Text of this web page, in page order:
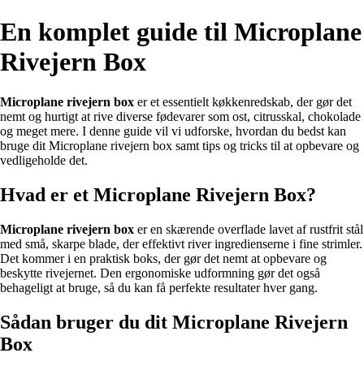
En komplet guide til Microplane
Rivejern Box
Microplane rivejern box er et essentielt køkkenredskab, der gør det
nemt og hurtigt at rive diverse fødevarer som ost, citrusskal, chokolade
og meget mere. I denne guide vil vi udforske, hvordan du bedst kan
bruge dit Microplane rivejern box samt tips og tricks til at opbevare og
vedligeholde det.
Hvad er et Microplane Rivejern Box?
Microplane rivejern box er en skærende overflade lavet af rustfrit stål
med små, skarpe blade, der effektivt river ingredienserne i fine strimler.
Det kommer i en praktisk boks, der gør det nemt at opbevare og
beskytte rivejernet. Den ergonomiske udformning gør det også
behageligt at bruge, så du kan få perfekte resultater hver gang.
Sådan bruger du dit Microplane Rivejern
Box